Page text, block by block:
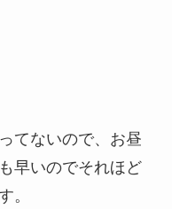
てないので、お昼
早いのでそれほど
。